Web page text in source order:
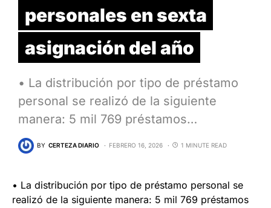
personales en sexta
asignación del año
• La distribución por tipo de préstamo
personal se realizó de la siguiente
manera: 5 mil 769 préstamos…
BY CERTEZA DIARIO FEBRERO 16, 2026 1 MINUTE READ
• La distribución por tipo de préstamo personal se
realizó de la siguiente manera: 5 mil 769 préstamos